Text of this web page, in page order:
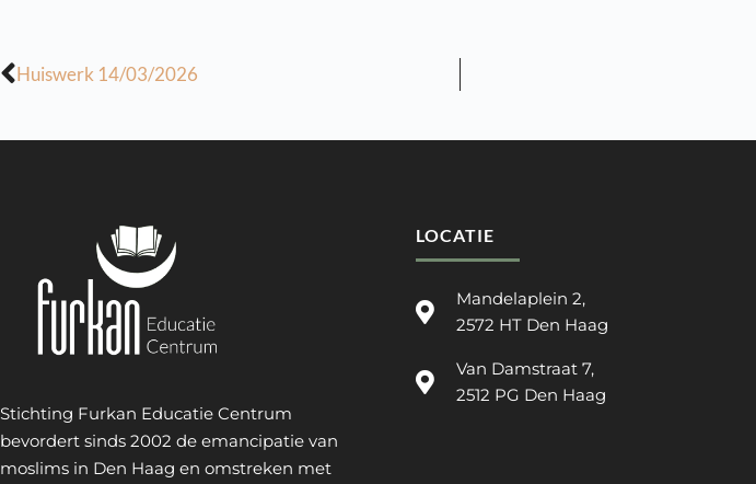
Huiswerk 14/03/2026
Stichting Furkan Educatie Centrum
bevordert sinds 2002 de emancipatie van
moslims in Den Haag en omstreken met
LOCATIE
Mandelaplein 2,
2572 HT Den Haag
Van Damstraat 7,
2512 PG Den Haag